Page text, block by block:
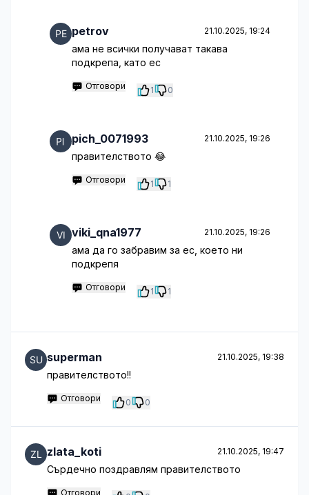
petrov 21.10.2025, 19:24
ама не всички получават такава
подкрепа, като ес
Отговори 1 0
pich_0071993 21.10.2025, 19:26
правителството 😂
Отговори 1 1
viki_qna1977 21.10.2025, 19:26
ама да го забравим за ес, което ни
подкрепя
Отговори 1 1
superman 21.10.2025, 19:38
правителството!!
Отговори 0 0
zlata_koti 21.10.2025, 19:47
Сърдечно поздравлям правителството
Отговори